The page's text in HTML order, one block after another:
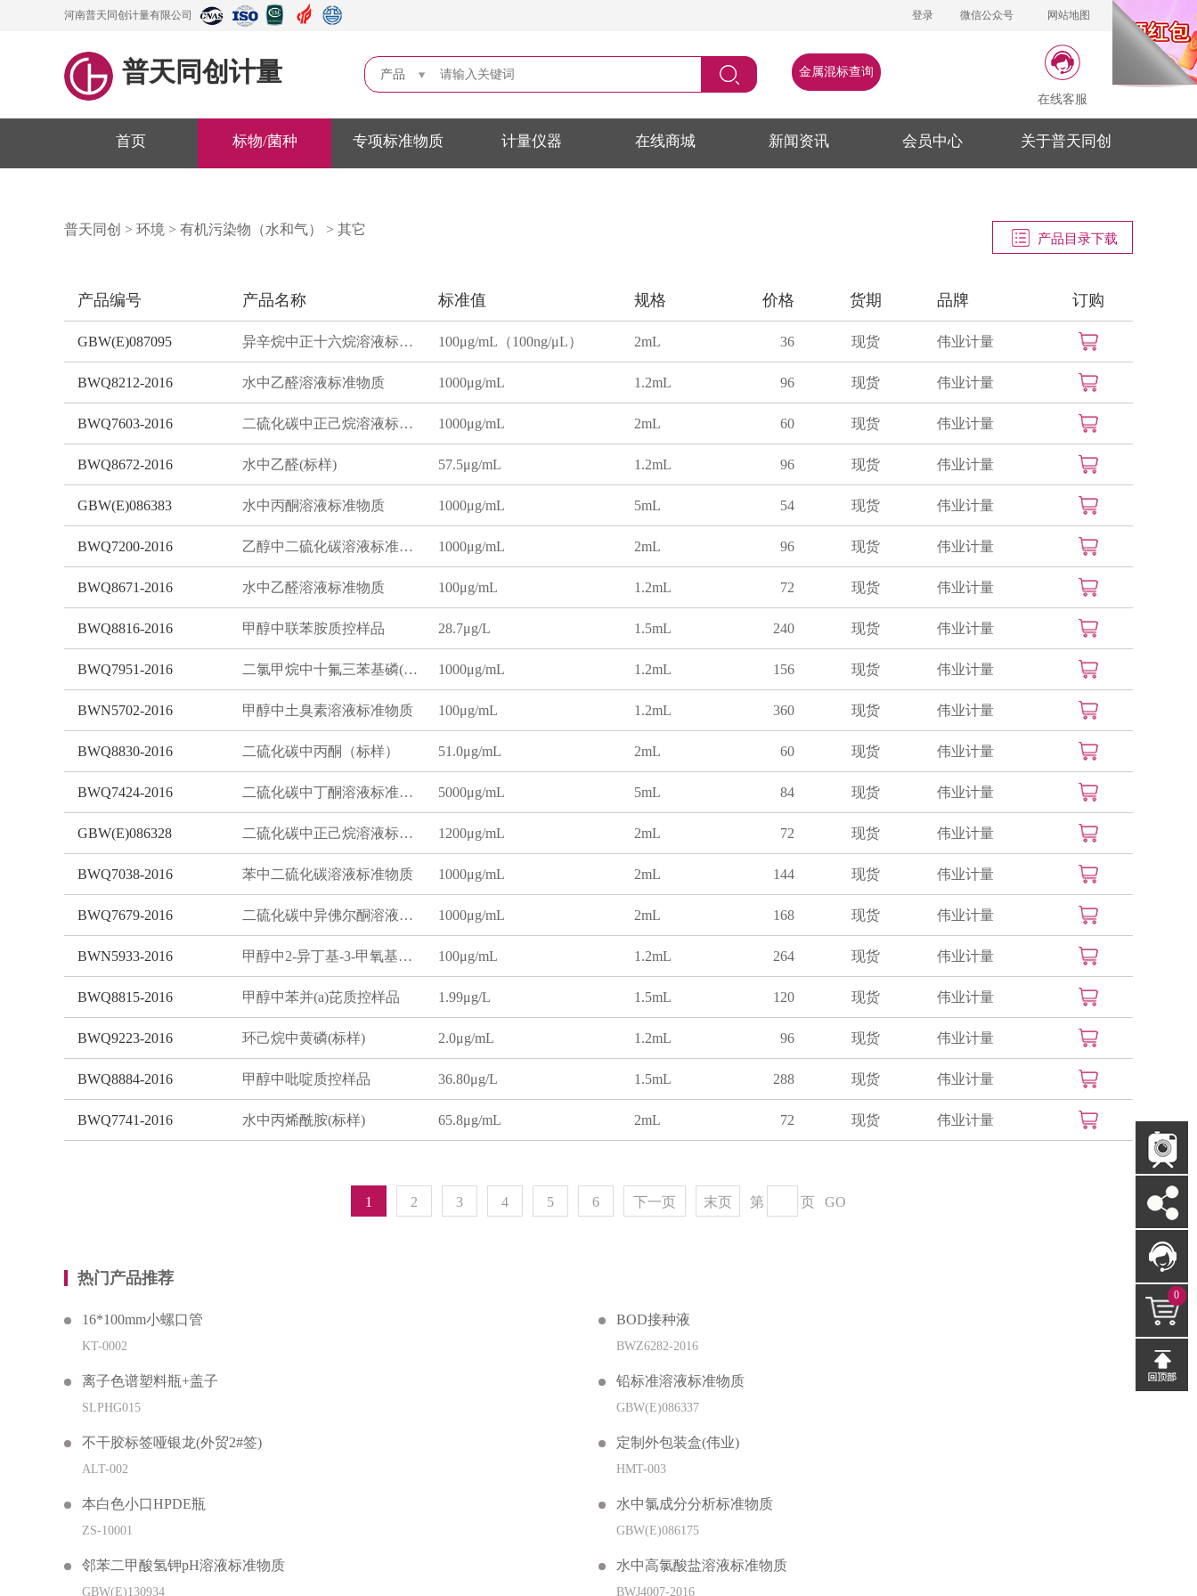
河南普天同创计量有限公司 登录 微信公众号 网站地图
普天同创计量 产品 金属混标查询
在线客服
首页 标物/菌种 专项标准物质 计量仪器 在线商城 新闻资讯 会员中心 关于普天同创
普天同创 > 环境 > 有机污染物（水和气） > 其它
产品目录下载
产品编号 产品名称 标准值 规格 价格 货期 品牌 订购
GBW(E)087095 异辛烷中正十六烷溶液标准物质(气相色谱仪检定用) 100μg/mL（100ng/μL） 2mL 36 现货 伟业计量
BWQ8212-2016 水中乙醛溶液标准物质 1000μg/mL 1.2mL 96 现货 伟业计量
BWQ7603-2016 二硫化碳中正己烷溶液标准物质 1000μg/mL 2mL 60 现货 伟业计量
BWQ8672-2016 水中乙醛(标样) 57.5μg/mL 1.2mL 96 现货 伟业计量
GBW(E)086383 水中丙酮溶液标准物质 1000μg/mL 5mL 54 现货 伟业计量
BWQ7200-2016 乙醇中二硫化碳溶液标准物质 1000μg/mL 2mL 96 现货 伟业计量
BWQ8671-2016 水中乙醛溶液标准物质 100μg/mL 1.2mL 72 现货 伟业计量
BWQ8816-2016 甲醇中联苯胺质控样品 28.7μg/L 1.5mL 240 现货 伟业计量
BWQ7951-2016 二氯甲烷中十氟三苯基磷(DFTPP)溶液标准物质 1000μg/mL 1.2mL 156 现货 伟业计量
BWN5702-2016 甲醇中土臭素溶液标准物质 100μg/mL 1.2mL 360 现货 伟业计量
BWQ8830-2016 二硫化碳中丙酮（标样） 51.0μg/mL 2mL 60 现货 伟业计量
BWQ7424-2016 二硫化碳中丁酮溶液标准物质 5000μg/mL 5mL 84 现货 伟业计量
GBW(E)086328 二硫化碳中正己烷溶液标准物质 1200μg/mL 2mL 72 现货 伟业计量
BWQ7038-2016 苯中二硫化碳溶液标准物质 1000μg/mL 2mL 144 现货 伟业计量
BWQ7679-2016 二硫化碳中异佛尔酮溶液标准物质 1000μg/mL 2mL 168 现货 伟业计量
BWN5933-2016 甲醇中2-异丁基-3-甲氧基吡嗪溶液标准物质 100μg/mL 1.2mL 264 现货 伟业计量
BWQ8815-2016 甲醇中苯并(a)芘质控样品 1.99μg/L 1.5mL 120 现货 伟业计量
BWQ9223-2016 环己烷中黄磷(标样) 2.0μg/mL 1.2mL 96 现货 伟业计量
BWQ8884-2016 甲醇中吡啶质控样品 36.80μg/L 1.5mL 288 现货 伟业计量
BWQ7741-2016 水中丙烯酰胺(标样) 65.8μg/mL 2mL 72 现货 伟业计量
1 2 3 4 5 6 下一页 末页 第 页 GO
热门产品推荐
16*100mm小螺口管
KT-0002
离子色谱塑料瓶+盖子
SLPHG015
不干胶标签哑银龙(外贸2#签)
ALT-002
本白色小口HPDE瓶
ZS-10001
邻苯二甲酸氢钾pH溶液标准物质
GBW(E)130934
BOD接种液
BWZ6282-2016
铅标准溶液标准物质
GBW(E)086337
定制外包装盒(伟业)
HMT-003
水中氯成分分析标准物质
GBW(E)086175
水中高氯酸盐溶液标准物质
BWJ4007-2016
0